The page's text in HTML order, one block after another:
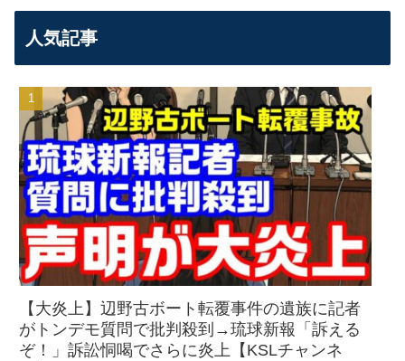
人気記事
【大炎上】辺野古ボート転覆事件の遺族に記者
がトンデモ質問で批判殺到→琉球新報「訴える
ぞ！」訴訟恫喝でさらに炎上【KSLチャンネ